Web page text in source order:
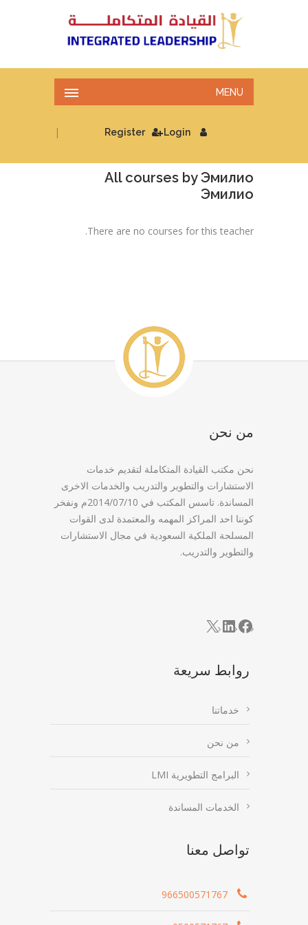
MENU
Login
| Register
All courses by Эмилио
Эмилио
There are no courses for this teacher.
من نحن
نحن مكتب القيادة المتكاملة لتقديم خدمات
الاستشارات والتطوير والتدريب والخدمات الاخرى
المساندة. تاسس المكتب في 2014/07/10م ونفخر
كوننا احد المراكز المهمه والمعتمدة لدى القوات
المسلحة الملكية السعودية في مجال الاستشارات
والتطوير والتدريب.
Facebook
LinkedIn
X
روابط سريعة
خدماتنا
من نحن
البرامج التطويرية LMI
الخدمات المساندة
تواصل معنا
966500571767